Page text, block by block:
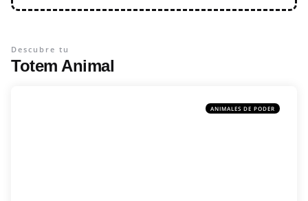
Totem Animal
Descubre tu
ANIMALES DE PODER